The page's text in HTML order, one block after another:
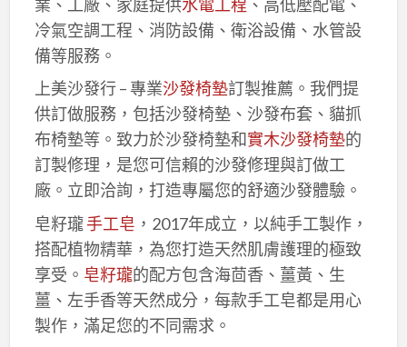
業、工廠、家庭提供水電工程 、高低壓配電、
冷氣空調工程、消防設備、衛浴設備、水管設
備等服務。
上美沙發行 – 專業沙發椅墊訂製推薦。我們提
供訂做服務，包括沙發椅墊、沙發布套、貓抓
布椅墊等。致力於沙發椅墊和實木沙發椅墊的
訂製修理，是您可信賴的沙發修理與訂做工
廠。立即洽詢，打造專屬您的舒適沙發體驗。
皂籽瓏手工皂 ，2017年成立，以純手工製作，
搭配植物精華，為您打造天然肌膚護理的極致
享受。 皂籽瓏的配方包含海茴香、薑黃、生
薑、左手香等天然成分，每款手工皂都是用心
製作，滿足您的不同需求。